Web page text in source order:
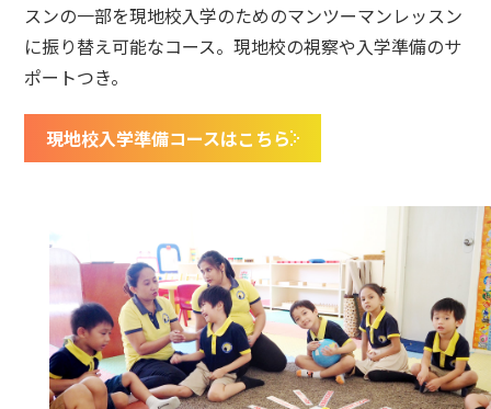
スンの一部を現地校入学のためのマンツーマンレッスン
に振り替え可能なコース。現地校の視察や入学準備のサ
ポートつき。
現地校入学準備コースはこちら